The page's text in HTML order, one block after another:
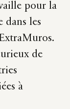
pour la
dans les
de
à